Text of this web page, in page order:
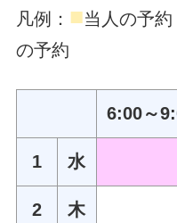
凡例： ■当人の予
の予約
6:00～
1 水
2 木